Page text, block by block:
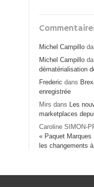
Michel Campillo
Michel Campillo
dématérialisation
Frederic dans
enregistrée
Mirs dans Les
marketplaces
Caroline SIMON-
« Paquet
les changements